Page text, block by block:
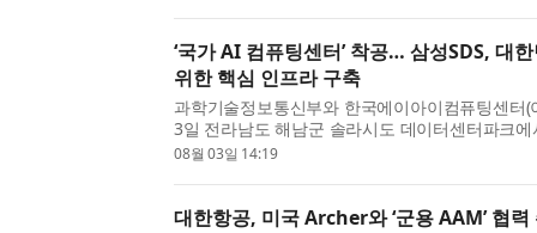
‘국가 AI 컴퓨팅센터’ 착공… 삼성SDS, 대
위한 핵심 인프라 구축
과학기술정보통신부와 한국에이아이컴퓨팅센터(
3일 전라남도 해남군 솔라시도 데이터센터파크
도약을 위한 핵심 AI 인프라 구축 프로젝트인 ‘국
08월 03일 14:19
대한항공, 미국 Archer와 ‘군용 AAM’ 협력